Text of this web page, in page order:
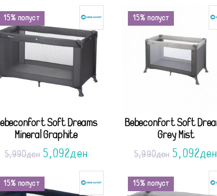
15% попуст
Soft Dreams
Mineral Graphite
5,990ден 5,092ден
15% попуст
Bebeconfort Soft
Grey Mist
5,990ден 5,092ден
15% попуст 15% попуст